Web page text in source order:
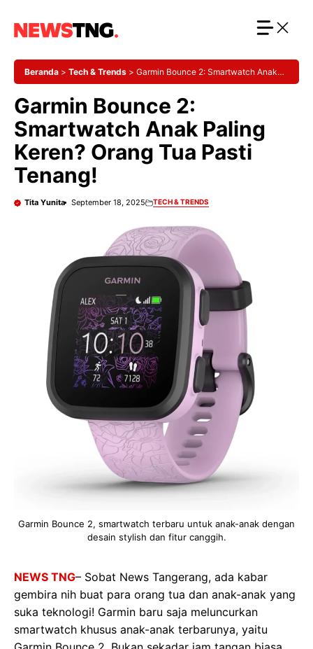
Beranda > Tech & Trends > Garmin Bounce 2: Smartwatch Anak
Garmin Bounce 2:
Smartwatch Anak Paling
Keren? Orang Tua Pasti
Tenang!
Tita Yunita September 18, 2025 TECH & TRENDS
Garmin Bounce 2, smartwatch terbaru untuk anak-anak dengan
desain stylish dan fitur canggih.
NEWS TNG– Sobat News Tangerang, ada kabar
gembira nih buat para orang tua dan anak-anak yang
suka teknologi! Garmin baru saja meluncurkan
smartwatch khusus anak-anak terbarunya, yaitu